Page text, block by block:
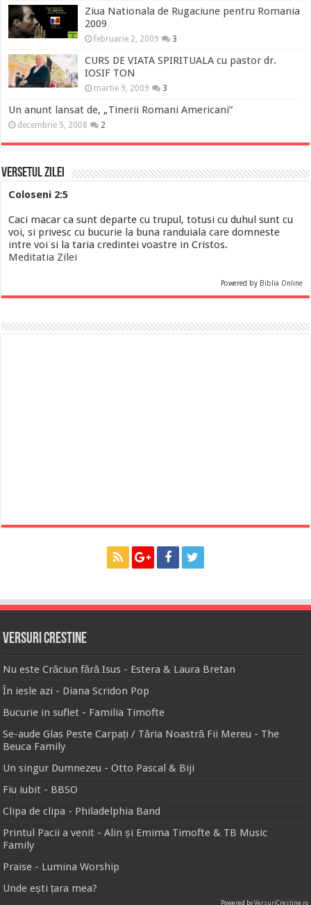
Ziua Nationala de Rugaciune pentru Romania
2009
februarie 2, 2009 3
CURS DE VIATA SPIRITUALA cu pastor dr.
IOSIF TON
martie 9, 2009 3
Un anunt lansat de, „Tinerii Romani Americani”
decembrie 5, 2008 2
Versetul Zilei
Coloseni 2:5
Caci macar ca sunt departe cu trupul, totusi cu duhul sunt cu
voi, si privesc cu bucurie la buna randuiala care domneste
intre voi si la taria credintei voastre in Cristos.
Meditatia Zilei
Powered by Biblia Online
Versuri Crestine
Nu este Crăciun fără Isus - Estera & Laura Bretan
În iesle azi - Diana Scridon Pop
Bucurie in suflet - Familia Timofte
Se-aude Glas Peste Carpați / Tăria Noastră Fii Mereu - The
Beuca Family
Un singur Dumnezeu - Otto Pascal & Biji
Fiu iubit - BBSO
Clipa de clipa - Philadelphia Band
Printul Pacii a venit - Alin și Emima Timofte & TB Music
Family
Praise - Lumina Worship
Unde ești țara mea?
Powered byVersuriCrestine.ro